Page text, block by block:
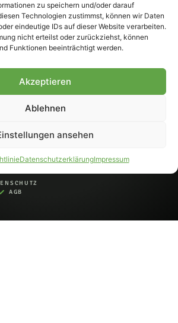
zu speichern und/oder darauf
Technologien zustimmst, können wir Daten
eindeutige IDs auf dieser Website verarbeiten.
nicht erteilst oder zurückziehst, können
Funktionen beeinträchtigt werden.
Akzeptieren
Ablehnen
ansehen
DatenschutzerklärungImpressum
ein
Magazin
AGB